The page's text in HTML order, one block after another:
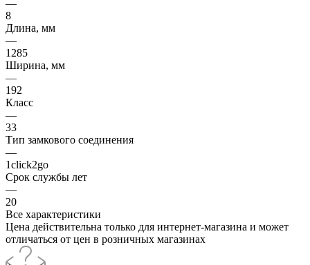
—
8
Длина, мм
—
1285
Ширина, мм
—
192
Класс
—
33
Тип замкового соединения
—
1click2go
Срок службы лет
—
20
Все характеристики
Цена действительна только для интернет-магазина и может
отличаться от цен в розничных магазинах